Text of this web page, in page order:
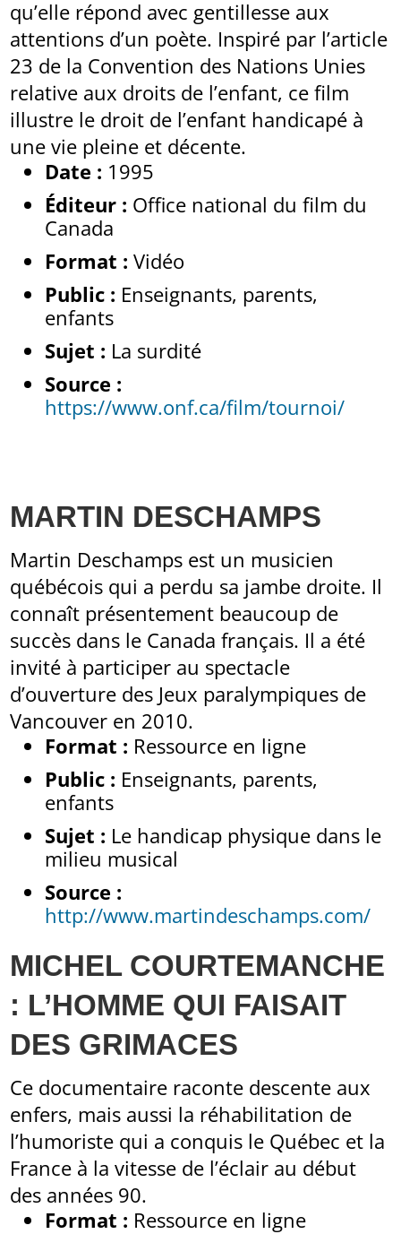
qu’elle répond avec gentillesse aux
attentions d’un poète. Inspiré par l’article
23 de la Convention des Nations Unies
relative aux droits de l’enfant, ce film
illustre le droit de l’enfant handicapé à
une vie pleine et décente.
Date : 1995
Éditeur : Office national du film du
Canada
Format : Vidéo
Public : Enseignants, parents,
enfants
Sujet : La surdité
Source :
https://www.onf.ca/film/tournoi/
MARTIN DESCHAMPS
Martin Deschamps est un musicien
québécois qui a perdu sa jambe droite. Il
connaît présentement beaucoup de
succès dans le Canada français. Il a été
invité à participer au spectacle
d’ouverture des Jeux paralympiques de
Vancouver en 2010.
Format : Ressource en ligne
Public : Enseignants, parents,
enfants
Sujet : Le handicap physique dans le
milieu musical
Source :
http://www.martindeschamps.com/
MICHEL COURTEMANCHE
: L’HOMME QUI FAISAIT
DES GRIMACES
Ce documentaire raconte descente aux
enfers, mais aussi la réhabilitation de
l’humoriste qui a conquis le Québec et la
France à la vitesse de l’éclair au début
des années 90.
Format : Ressource en ligne